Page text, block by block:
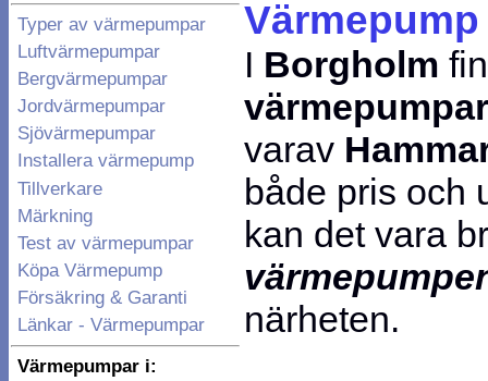
Typer av värmepumpar
Luftvärmepumpar
Bergvärmepumpar
Jordvärmepumpar
Sjövärmepumpar
Installera värmepump
Tillverkare
Märkning
Test av värmepumpar
Köpa Värmepump
Försäkring & Garanti
Länkar - Värmepumpar
Värmepumpar i:
I Borgholm
värmepumpar
varav
både pris och
kan det vara
närheten.